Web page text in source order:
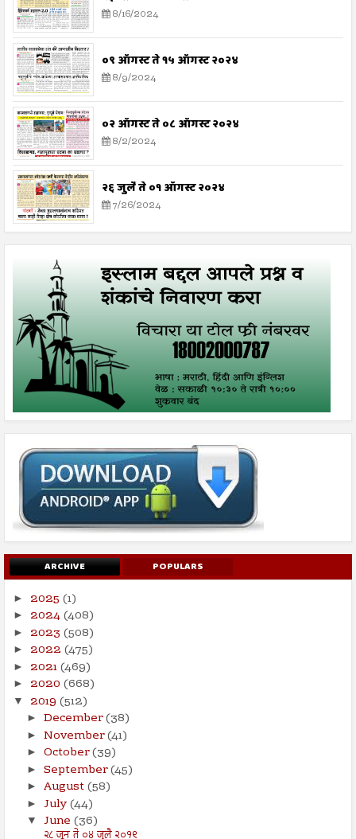
8/16/2024
०९ ऑगस्ट ते १५ ऑगस्ट २०२४
8/9/2024
०२ ऑगस्ट ते ०८ ऑगस्ट २०२४
8/2/2024
२६ जुलै ते ०१ ऑगस्ट २०२४
7/26/2024
ARCHIVE POPULARS
► 2025 (1)
► 2024(408)
► 2023 (508)
► 2022 (475)
► 2021(469)
► 2020 (668)
▼ 2019 (512)
► December(38)
► November(41)
► October(39)
► September(45)
► August(58)
► July(44)
▼ June (36)